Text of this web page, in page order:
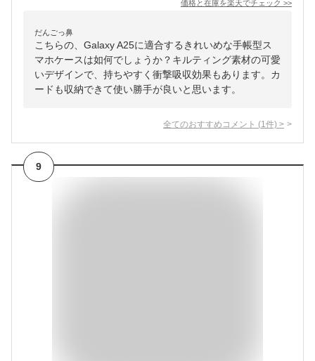
価格と在庫を楽天でチェック >>
だんごっ鼻
こちらの、Galaxy A25に適合するきれいめな手帳型ス
マホケースは如何でしょうか？キルティング素材の可愛
いデザインで、持ちやすく衝撃吸収効果もあります。カ
ードも収納できて使い勝手が良いと思います。
全てのおすすめコメント (1 件) >
9